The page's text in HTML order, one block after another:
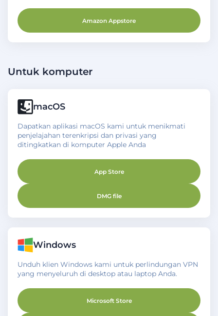
Amazon Appstore
Untuk komputer
macOS
Dapatkan aplikasi macOS kami untuk menikmati
penjelajahan terenkripsi dan privasi yang
ditingkatkan di komputer Apple Anda
App Store
DMG file
Windows
Unduh klien Windows kami untuk perlindungan VPN
yang menyeluruh di desktop atau laptop Anda.
Microsoft Store